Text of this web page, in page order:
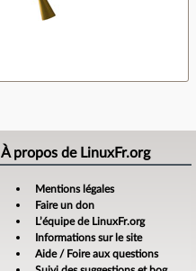
À propos de LinuxFr.org
Mentions légales
Faire un don
L’équipe de LinuxFr.org
Informations sur le site
Aide / Foire aux questions